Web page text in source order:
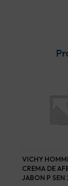
VICHY
CREMA DE
JABON P